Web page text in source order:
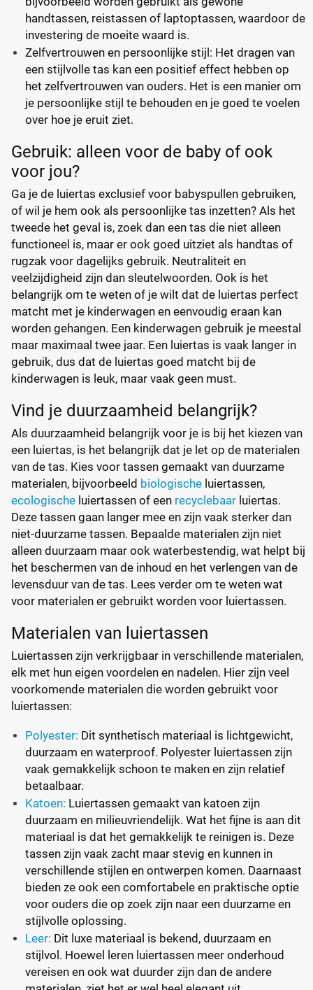
handtassen, reistassen of laptoptassen, waardoor de
investering de moeite waard is.
Zelfvertrouwen en persoonlijke stijl: Het dragen van
een stijlvolle tas kan een positief effect hebben op
het zelfvertrouwen van ouders. Het is een manier om
je persoonlijke stijl te behouden en je goed te voelen
over hoe je eruit ziet.
Gebruik: alleen voor de baby of ook
voor jou?
Ga je de luiertas exclusief voor babyspullen gebruiken,
of wil je hem ook als persoonlijke tas inzetten? Als het
tweede het geval is, zoek dan een tas die niet alleen
functioneel is, maar er ook goed uitziet als handtas of
rugzak voor dagelijks gebruik. Neutraliteit en
veelzijdigheid zijn dan sleutelwoorden. Ook is het
belangrijk om te weten of je wilt dat de luiertas perfect
matcht met je kinderwagen en eenvoudig eraan kan
worden gehangen. Een kinderwagen gebruik je meestal
maar maximaal twee jaar. Een luiertas is vaak langer in
gebruik, dus dat de luiertas goed matcht bij de
kinderwagen is leuk, maar vaak geen must.
Vind je duurzaamheid belangrijk?
Als duurzaamheid belangrijk voor je is bij het kiezen van
een luiertas, is het belangrijk dat je let op de materialen
van de tas. Kies voor tassen gemaakt van duurzame
materialen, bijvoorbeeld biologische luiertassen,
ecologische luiertassen of een recyclebaar luiertas.
Deze tassen gaan langer mee en zijn vaak sterker dan
niet-duurzame tassen. Bepaalde materialen zijn niet
alleen duurzaam maar ook waterbestendig, wat helpt bij
het beschermen van de inhoud en het verlengen van de
levensduur van de tas. Lees verder om te weten wat
voor materialen er gebruikt worden voor luiertassen.
Materialen van luiertassen
Luiertassen zijn verkrijgbaar in verschillende materialen,
elk met hun eigen voordelen en nadelen. Hier zijn veel
voorkomende materialen die worden gebruikt voor
luiertassen:
Polyester: Dit synthetisch materiaal is lichtgewicht,
duurzaam en waterproof. Polyester luiertassen zijn
vaak gemakkelijk schoon te maken en zijn relatief
betaalbaar.
Katoen: Luiertassen gemaakt van katoen zijn
duurzaam en milieuvriendelijk. Wat het fijne is aan dit
materiaal is dat het gemakkelijk te reinigen is. Deze
tassen zijn vaak zacht maar stevig en kunnen in
verschillende stijlen en ontwerpen komen. Daarnaast
bieden ze ook een comfortabele en praktische optie
voor ouders die op zoek zijn naar een duurzame en
stijlvolle oplossing.
Leer: Dit luxe materiaal is bekend, duurzaam en
stijlvol. Hoewel leren luiertassen meer onderhoud
vereisen en ook wat duurder zijn dan de andere